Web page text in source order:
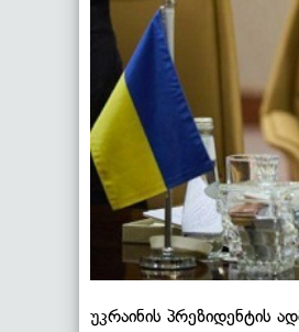
უკრაინის პრეზიდენტის